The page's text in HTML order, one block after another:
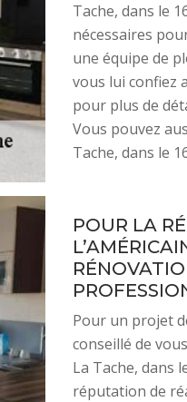
Tache, dans le
nécessaires
une équipe de
vous lui confiez
pour plus de
Vous pouvez
Tache, dans le
POUR LA
Pour un projet
conseillé de
La Tache, dans
réputation de